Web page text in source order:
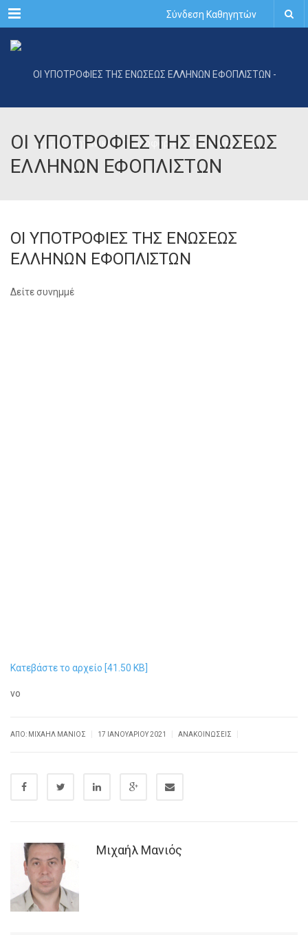
Menu Σύνδεση Καθηγητών
ΟΙ ΥΠΟΤΡΟΦΙΕΣ ΤΗΣ ΕΝΩΣΕΩΣ
ΕΛΛΗΝΩΝ ΕΦΟΠΛΙΣΤΩΝ
ΟΙ ΥΠΟΤΡΟΦΙΕΣ ΤΗΣ ΕΝΩΣΕΩΣ
ΕΛΛΗΝΩΝ ΕΦΟΠΛΙΣΤΩΝ
Δείτε συνημμέ
Κατεβάστε το αρχείο [41.50 KB]
νο
ΑΠΌ: ΜΙΧΑΉΛ ΜΑΝΙΌΣ 17 ΙΑΝΟΥΑΡΊΟΥ 2021 ΑΝΑΚΟΙΝΏΣΕΙΣ
Μιχαήλ Μανιός